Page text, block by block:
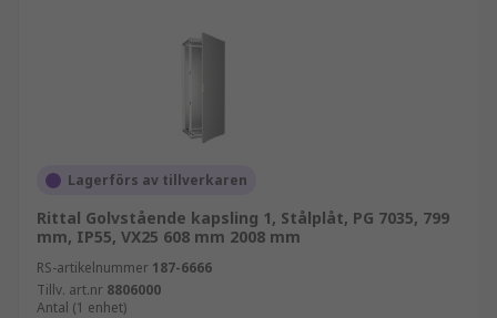
Lagerförs av tillverkaren
Rittal Golvstående kapsling 1, Stålplåt, PG 7035, 799
mm, IP55, VX25 608 mm 2008 mm
RS-artikelnummer 187-6666
Tillv. art.nr 8806000
Antal (1 enhet)